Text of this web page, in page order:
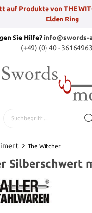
auf Produkte von THE
Elden Ring
Sie Hilfe?info@swords-
(+49) (0) 40 - 36164963
The Witcher
Silberschwert